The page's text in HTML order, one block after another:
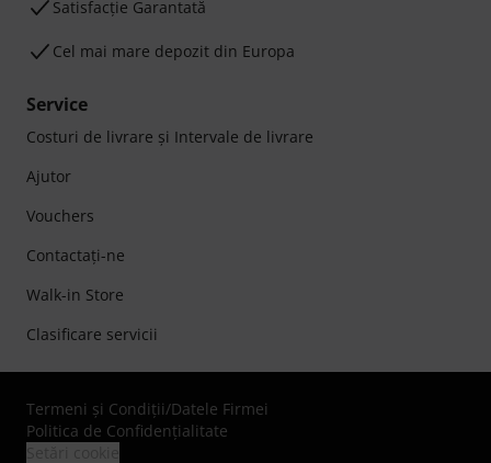
Satisfacție Garantată
Cel mai mare depozit din Europa
Service
Costuri de livrare şi Intervale de livrare
Ajutor
Vouchers
Contactaţi-ne
Walk-in Store
Clasificare servicii
Termeni şi Condiţii/Datele Firmei
Politica de Confidenţialitate